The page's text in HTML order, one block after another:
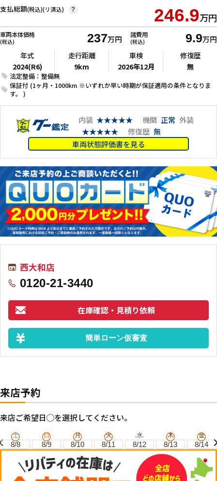
支払総額(税込)(リ済込) 246.9万円
?
車両本体価格
(税込) 237万円 諸費用
(税込) 9.9万円
法定整備：整備無
保証付 (1ヶ月・1000km ※いずれか早い時期が保証適用の条件となりま
す。 )
年式
2024(R6)
走行距離
9km
車検
2026年12月
修復歴
無
内装 ★★★★★ 機関 正常 外装
★★★★★
修復歴 無
車両状態評価書を見る
西大和店
0120-21-3440
在庫確認・見積り依頼
簡単ローン仮審査
来店予約
来店ご希望日◯を選択してください。
土
8/8
日
8/9
月
8/10
火
8/11
水
8/12
木
8/13
金
8/14